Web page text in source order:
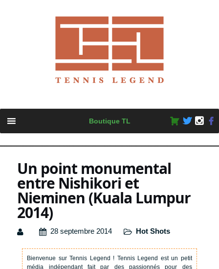
content
Boutique TL
Un point monumental
entre Nishikori et
Nieminen (Kuala Lumpur
2014)
28 septembre 2014 Hot Shots
Bienvenue sur Tennis Legend ! Tennis Legend est un petit
média indépendant fait par des passionnés pour des